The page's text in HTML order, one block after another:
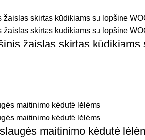
žaislas skirtas
maitinimo kėdutė